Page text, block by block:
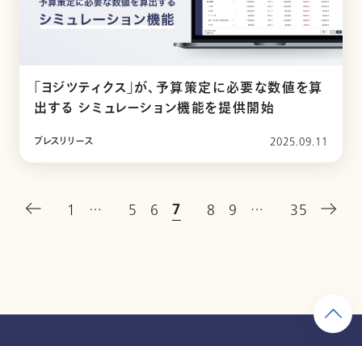
「ヨジツティクス」が、予算策定に必要な数値を算
出する シミュレーション機能を提供開始
プレスリリース 2025.09.11
1 … 5 6 7 8 9 … 35